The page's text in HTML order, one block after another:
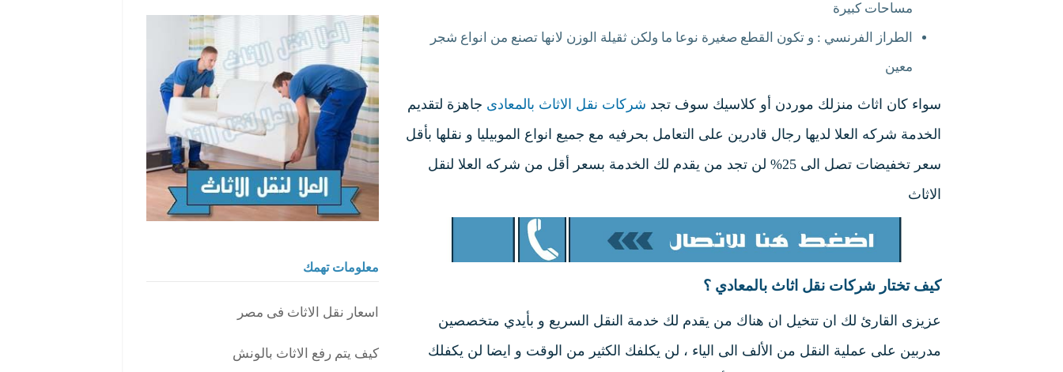
مساحات كبيرة
الطراز الفرنسي : و تكون القطع صغيرة نوعا ما ولكن ثقيلة الوزن لانها تصنع من انواع شجر
معين
سواء كان اثاث منزلك موردن أو كلاسيك سوف تجد شركات نقل الاثاث بالمعادى جاهزة لتقديم
الخدمة شركه العلا لديها رجال قادرين على التعامل بحرفيه مع جميع انواع الموبيليا و نقلها بأقل
سعر تخفيضات تصل الى 25% لن تجد من يقدم لك الخدمة بسعر أقل من شركه العلا لنقل
الاثاث
كيف تختار شركات نقل اثاث بالمعادي ؟
عزيزى القارئ لك ان تتخيل ان هناك من يقدم لك خدمة النقل السريع و بأيدي متخصصين
مدربين على عملية النقل من الألف الى الياء ، لن يكلفك الكثير من الوقت و ايضا لن يكفلك
معلومات تهمك
اسعار نقل الاثاث فى مصر
كيف يتم رفع الاثاث بالونش